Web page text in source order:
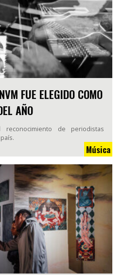
FUE ELEGIDO COMO
AÑO
de periodistas
Música